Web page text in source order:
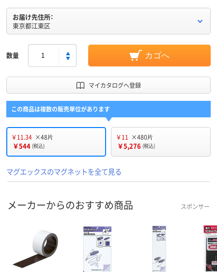
お届け先住所：
東京都江東区
数量 カゴへ
マイカタログへ登録
この商品は複数の販売単位があります
￥11.34 ×48片
￥544 (税込)
￥11 ×480片
￥5,276 (税込)
マグエックスのマグネットを全て見る
メーカーからのおすすめ商品 スポンサー